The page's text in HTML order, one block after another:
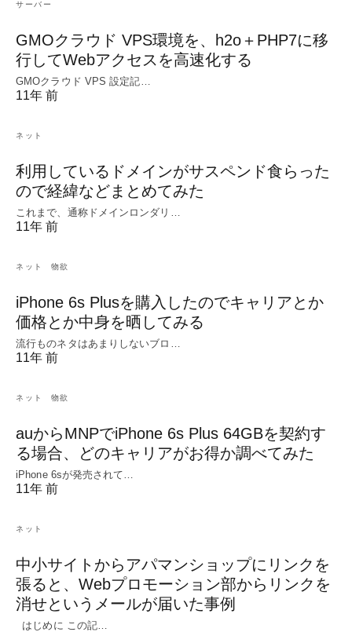
サーバー
GMOクラウド VPS環境を、h2o＋PHP7に移
行してWebアクセスを高速化する
GMOクラウド VPS 設定記…
11年 前
ネット
利用しているドメインがサスペンド食らった
ので経緯などまとめてみた
これまで、通称ドメインロンダリ…
11年 前
ネット 物欲
iPhone 6s Plusを購入したのでキャリアとか
価格とか中身を晒してみる
流行ものネタはあまりしないブロ…
11年 前
ネット 物欲
auからMNPでiPhone 6s Plus 64GBを契約す
る場合、どのキャリアがお得か調べてみた
iPhone 6sが発売されて…
11年 前
ネット
中小サイトからアパマンショップにリンクを
張ると、Webプロモーション部からリンクを
消せというメールが届いた事例
はじめに この記…